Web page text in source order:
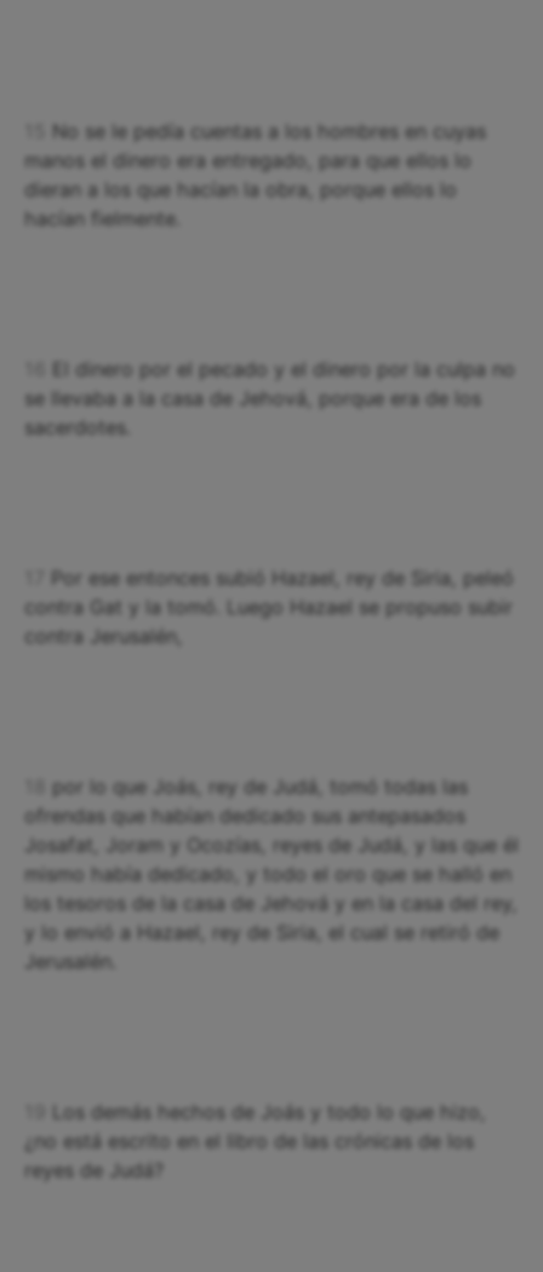
No se le pedía cuentas a los hombres en cuyas
manos el dinero era entregado, para que ellos lo
dieran a los que hacían la obra, porque ellos lo
hacían fielmente.
El dinero por el pecado y el dinero por la culpa no
se llevaba a la casa de Jehová, porque era de los
sacerdotes.
Por ese entonces subió Hazael, rey de Siria, peleó
contra Gat y la tomó. Luego Hazael se propuso subir
contra Jerusalén,
por lo que Joás, rey de Judá, tomó todas las
ofrendas que habían dedicado sus antepasados
Josafat, Joram y Ocozías, reyes de Judá, y las que él
mismo había dedicado, y todo el oro que se halló en
los tesoros de la casa de Jehová y en la casa del rey,
y lo envió a Hazael, rey de Siria, el cual se retiró de
Jerusalén.
Los demás hechos de Joás y todo lo que hizo,
¿no está escrito en el libro de las crónicas de los
reyes de Judá?